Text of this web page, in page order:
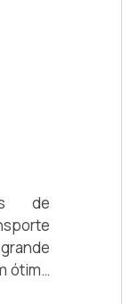
de
ótimo